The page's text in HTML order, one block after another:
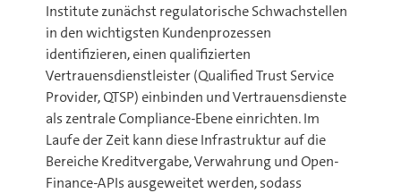
Institute zunächst regulatorische Schwachstellen
in den wichtigsten Kundenprozessen
identifizieren, einen qualifizierten
Vertrauensdienstleister (Qualified Trust Service
Provider, QTSP) einbinden und Vertrauensdienste
als zentrale Compliance-Ebene einrichten. Im
Laufe der Zeit kann diese Infrastruktur auf die
Bereiche Kreditvergabe, Verwahrung und Open-
Finance-APIs ausgeweitet werden, sodass